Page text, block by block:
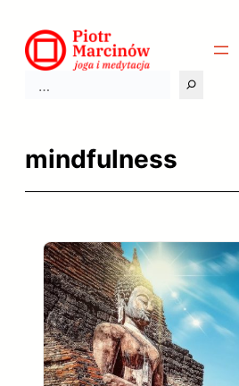
do
treści
mindfulness